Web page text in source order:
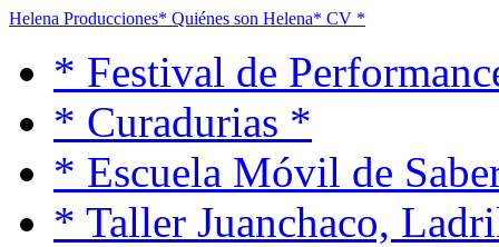
Helena Producciones* Quiénes son Helena* CV *
* Festival de
* Curadurias *
* Escuela Móvil de
* Taller Juanchaco,